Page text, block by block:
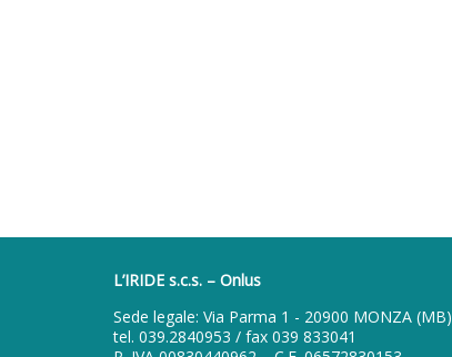
L’IRIDE s.c.s. – Onlus
Sede legale: Via Parma 1 - 20900 MONZA (MB)
tel. 039.2840953 / fax 039 833041